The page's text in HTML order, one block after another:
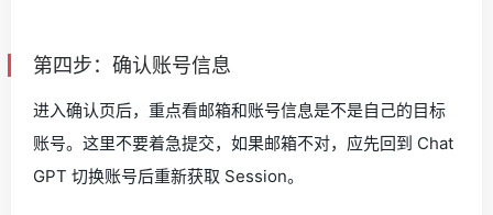
第四步：确认账号信息
进入确认页后，重点看邮箱和账号信息是不是自己的目标
账号。这里不要着急提交，如果邮箱不对，应先回到 Chat
GPT 切换账号后重新获取 Session。